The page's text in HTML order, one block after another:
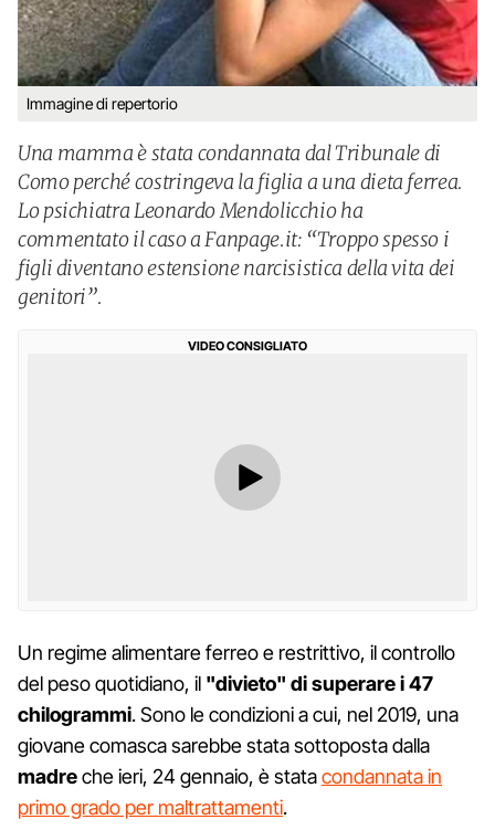
Immagine di repertorio
Una mamma è stata condannata dal Tribunale di
Como perché costringeva la figlia a una dieta ferrea.
Lo psichiatra Leonardo Mendolicchio ha
commentato il caso a Fanpage.it: “Troppo spesso i
figli diventano estensione narcisistica della vita dei
genitori”.
VIDEO CONSIGLIATO
Un regime alimentare ferreo e restrittivo, il controllo
del peso quotidiano, il "divieto" di superare i 47
chilogrammi. Sono le condizioni a cui, nel 2019, una
giovane comasca sarebbe stata sottoposta dalla
madreche ieri, 24 gennaio, è statacondannata in
primo grado per maltrattamenti.